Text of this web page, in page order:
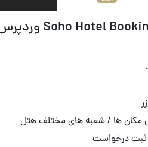
مکان ها / شعبه های مختلف هتل
ثبت درخواست